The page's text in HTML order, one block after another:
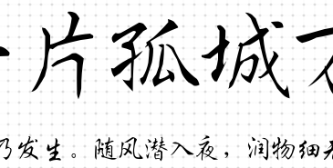
孤城
发生。随风潜入夜，润物